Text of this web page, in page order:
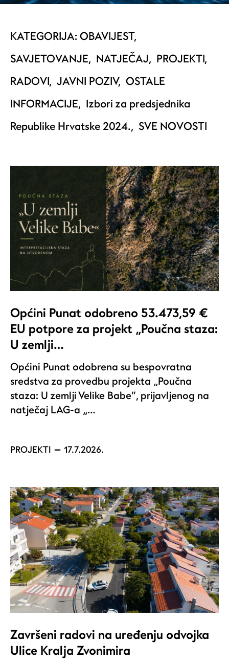
KATEGORIJA: OBAVIJEST,
SAVJETOVANJE, NATJEČAJ, PROJEKTI,
RADOVI, JAVNI POZIV, OSTALE
INFORMACIJE, Izbori za predsjednika
Republike Hrvatske 2024., SVE NOVOSTI
Općini Punat odobreno 53.473,59 €
EU potpore za projekt „Poučna staza:
U zemlji…
Općini Punat odobrena su bespovratna
sredstva za provedbu projekta „Poučna
staza: U zemlji Velike Babe“, prijavljenog na
natječaj LAG-a „…
PROJEKTI 17.7.2026.
Završeni radovi na uređenju odvojka
Ulice Kralja Zvonimira